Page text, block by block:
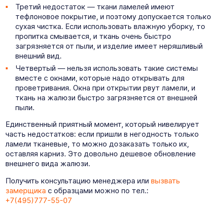
Третий недостаток — ткани ламелей имеют
тефлоновое покрытие, и поэтому допускается только
сухая чистка. Если использовать влажную уборку, то
пропитка смывается, и ткань очень быстро
загрязняется от пыли, и изделие имеет неряшливый
внешний вид.
Четвертый — нельзя использовать такие системы
вместе с окнами, которые надо открывать для
проветривания. Окна при открытии рвут ламели, и
ткань на жалюзи быстро загрязняется от внешней
пыли.
Единственный приятный момент, который нивелирует
часть недостатков: если пришли в негодность только
ламели тканевые, то можно дозаказать только их,
оставляя карниз. Это довольно дешевое обновление
внешнего вида жалюзи.
Получить консультацию менеджера или вызвать
замерщика с образцами можно по тел.:
+7(495)777-55-07